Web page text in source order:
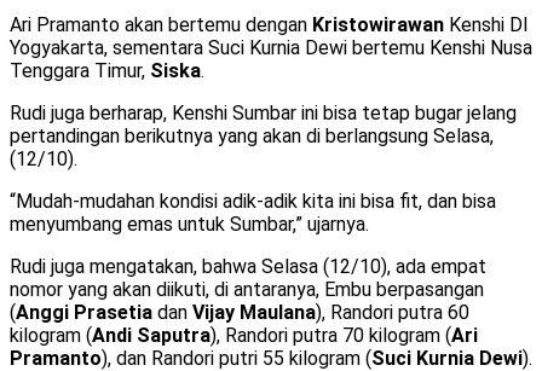
Ari Pramanto akan bertemu dengan Kristowirawan Kenshi DI
Yogyakarta, sementara Suci Kurnia Dewi bertemu Kenshi Nusa
Tenggara Timur, Siska.
Rudi juga berharap, Kenshi Sumbar ini bisa tetap bugar jelang
pertandingan berikutnya yang akan di berlangsung Selasa,
(12/10).
“Mudah-mudahan kondisi adik-adik kita ini bisa fit, dan bisa
menyumbang emas untuk Sumbar,” ujarnya.
Rudi juga mengatakan, bahwa Selasa (12/10), ada empat
nomor yang akan diikuti, di antaranya, Embu berpasangan
(Anggi Prasetia dan Vijay Maulana), Randori putra 60
kilogram (Andi Saputra), Randori putra 70 kilogram (Ari
Pramanto), dan Randori putri 55 kilogram (Suci Kurnia Dewi).